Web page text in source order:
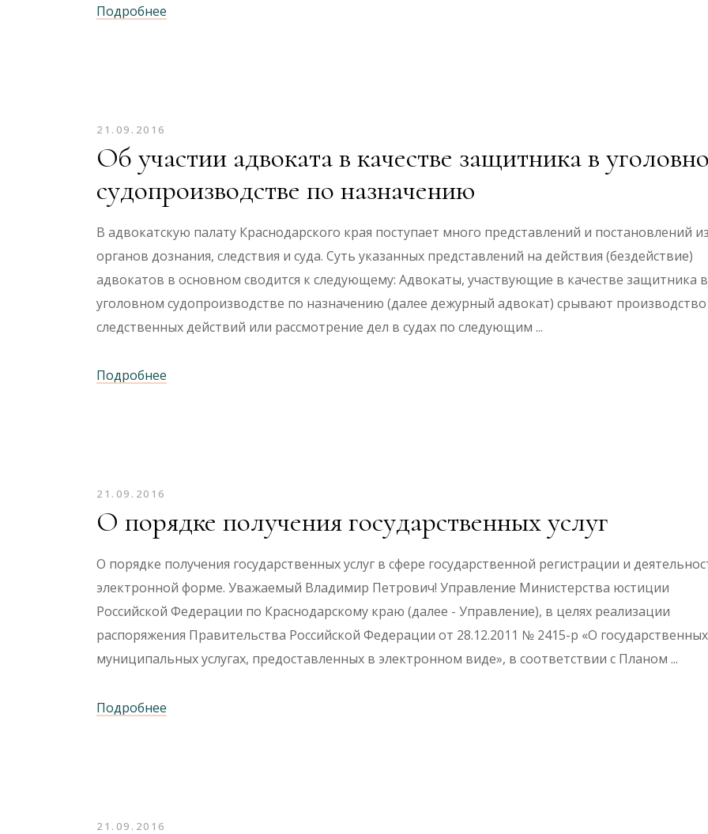
Подробнее
21.09.2016
Об участии адвоката в качестве защитника в
судопроизводстве по назначению
В адвокатскую палату Краснодарского края поступает много представлений и постановлений из
органов дознания, следствия и суда. Суть указанных представлений на действия (бездействие)
адвокатов в основном сводится к следующему: Адвокаты, участвующие в качестве защитника в
уголовном судопроизводстве по назначению (далее дежурный адвокат) срывают производство
следственных действий или рассмотрение дел в судах по следующим
Подробнее
21.09.2016
О порядке получения государственных услуг
О порядке получения государственных услуг в сфере государственной регистрации и
электронной форме. Уважаемый Владимир Петрович! Управление Министерства юстиции
Российской Федерации по Краснодарскому краю (далее - Управление), в целях реализации
распоряжения Правительства Российской Федерации от 28.12.2011 № 2415-р «О
муниципальных услугах, предоставленных в электронном виде», в соответствии с Планом
Подробнее
21.09.2016